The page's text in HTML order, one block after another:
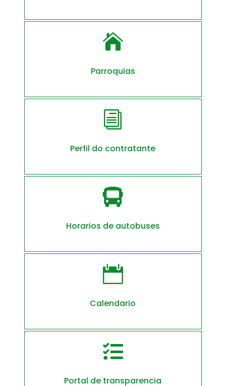

Parroquias
i
Perfil do contratante

Horarios de autobuses

Calendario

Portal de transparencia